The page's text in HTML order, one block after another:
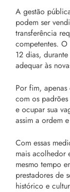
A gestão
podem ser
transferência
competentes.
12 dias,
adequar às
Por fim,
com os
e ocupar sua
assim a ordem
Com essas
mais acolhedor
mesmo tempo
prestadores de
histórico e